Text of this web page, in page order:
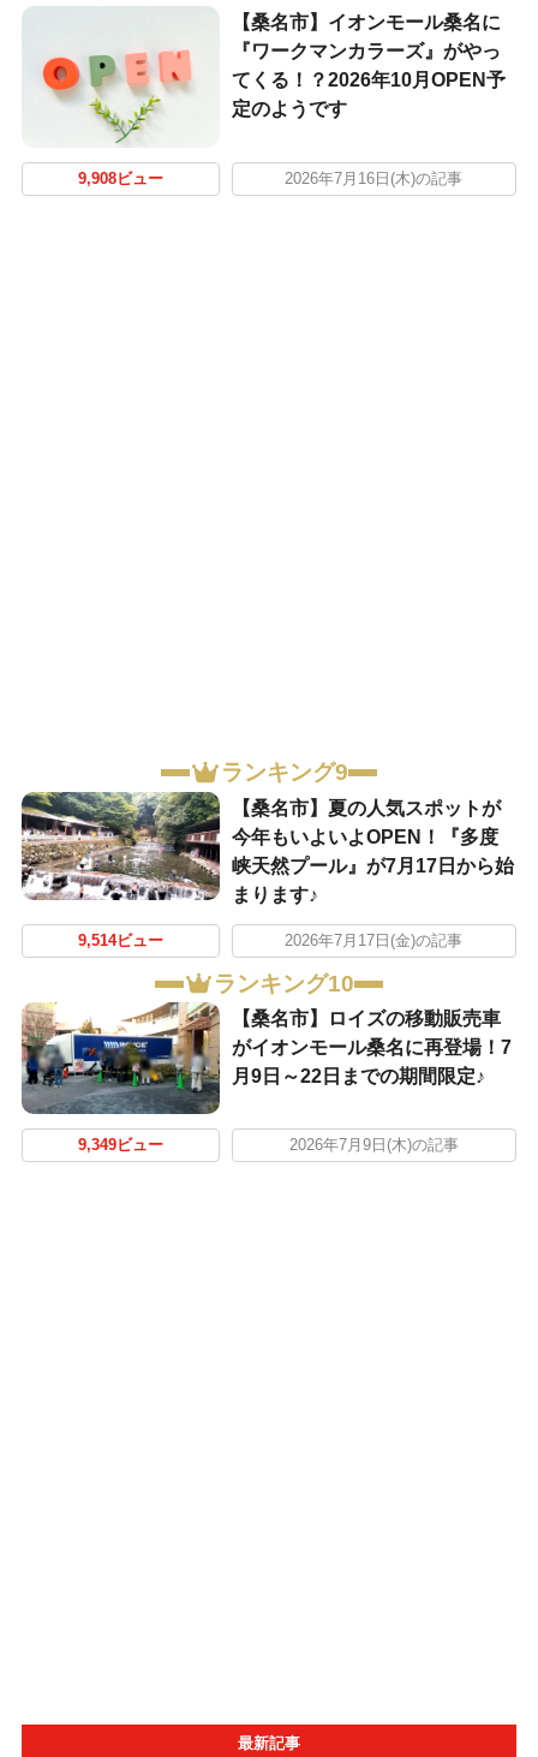
【桑名市】イオンモール桑名に
『ワークマンカラーズ』がやっ
てくる！？2026年10月OPEN予
定のようです
9,908ビュー 2026年7月16日(木)の記事
ランキング9
【桑名市】夏の人気スポットが
今年もいよいよOPEN！『多度
峡天然プール』が7月17日から始
まります♪
9,514ビュー 2026年7月17日(金)の記事
ランキング10
【桑名市】ロイズの移動販売車
がイオンモール桑名に再登場！7
月9日～22日までの期間限定♪
9,349ビュー 2026年7月9日(木)の記事
最新記事